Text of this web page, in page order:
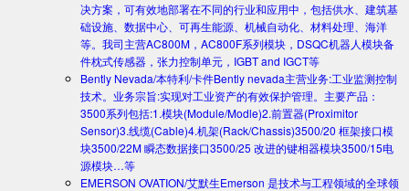
决方案，可有效地部署在不同的行业和应用中，包括供水、建筑基
础设施、数据中心、可再生能源、机械自动化、材料处理、海洋
等。我司主营AC800M，AC800F系列模块，DSQC机器人模块备
件枕式传感器，张力控制单元，IGBT and IGCT等
Bently Nevada/本特利/卡件Bently nevada主营业务:工业监测控制
技术。业务宗旨:实现对工业资产的有效保护管理。主要产品：
3500系列包括:1.模块(Module/Modle)2.前置器(Proximitor
Sensor)3.线缆(Cable)4.机架(Rack/Chassis)3500/20 框架接口模
块3500/22M 瞬态数据接口3500/25 改进的键相器模块3500/15电
源模块…等
EMERSON OVATION/艾默生Emerson 是技术与工程领域的全球领